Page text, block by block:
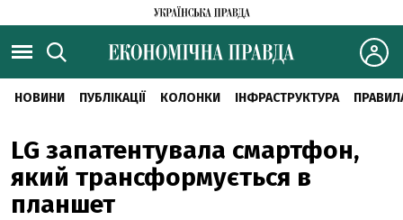
НОВИНИ ПУБЛІКАЦІЇ КОЛОНКИ ІНФРАСТРУКТУРА
LG запатентувала смартфон,
який трансформується в
планшет